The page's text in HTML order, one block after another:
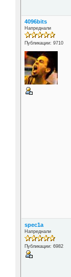
4096bits
Напреднали
Публикации: 9710
spec1a
Напреднали
Публикации: 6982